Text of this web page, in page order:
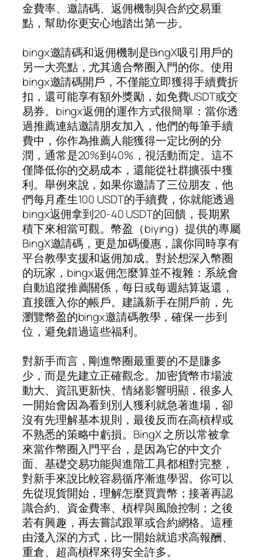
金費率、邀請碼、返佣機制與合約交易重
點，幫助你更安心地踏出第一步。
bingx邀請碼和返佣機制是BingX吸引用戶的
另一大亮點，尤其適合幣圈入門的你。使用
bingx邀請碼開戶，不僅能立即獲得手續費折
扣，還可能享有額外獎勵，如免費USDT或交
易券。bingx返佣的運作方式很簡單：當你透
過推薦連結邀請朋友加入，他們的每筆手續
費中，你作為推薦人能獲得一定比例的分
潤，通常是20%到40%，視活動而定。這不
僅降低你的交易成本，還能從社群擴張中獲
利。舉例來說，如果你邀請了三位朋友，他
們每月產生100 USDT的手續費，你就能透過
bingx返佣拿到20-40 USDT的回饋，長期累
積下來相當可觀。幣盈（biying）提供的專屬
BingX邀請碼，更是加碼優惠，讓你同時享有
平台教學支援和返佣加成。對於想深入幣圈
的玩家，bingx返佣怎麼算並不複雜：系統會
自動追蹤推薦關係，每日或每週結算返還，
直接匯入你的帳戶。建議新手在開戶前，先
瀏覽幣盈的bingx邀請碼教學，確保一步到
位，避免錯過這些福利。
對新手而言，剛進幣圈最重要的不是賺多
少，而是先建立正確觀念。加密貨幣市場波
動大、資訊更新快、情緒影響明顯，很多人
一開始會因為看到別人獲利就急著進場，卻
沒有先理解基本規則，最後反而在高槓桿或
不熟悉的策略中虧損。BingX 之所以常被拿
來當作幣圈入門平台，是因為它的中文介
面、基礎交易功能與進階工具都相對完整，
對新手來說比較容易循序漸進學習。你可以
先從現貨開始，理解怎麼買賣幣；接著再認
識合約、資金費率、槓桿與風險控制；之後
若有興趣，再去嘗試跟單或合約網格。這種
由淺入深的方式，比一開始就追求高報酬、
重倉、超高槓桿來得安全許多。